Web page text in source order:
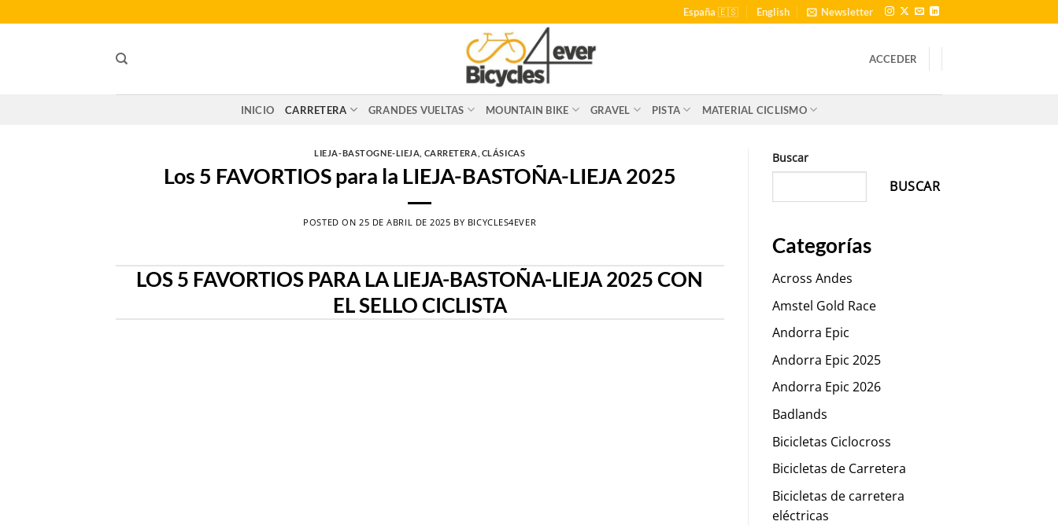
al
España 🇪🇸 English Newsletter
ACCEDER
INICIO CARRETERA GRANDES VUELTAS MOUNTAIN BIKE GRAVEL PISTA MATERIAL CICLISMO
LIEJA-BASTOGNE-LIEJA CARRETERA CLÁSICAS
Los 5 FAVORTIOS para la LIEJA-BASTOÑA-LIEJA 2025
POSTED ON 25 DE ABRIL DE 2025 BY BICYCLES4EVER
LOS 5 FAVORTIOS PARA LA LIEJA-BASTOÑA-LIEJA 2025 CON
EL SELLO CICLISTA
Buscar
BUSCAR
Categorías
Across Andes
Amstel Gold Race
Andorra Epic
Andorra Epic 2025
Andorra Epic 2026
Badlands
Bicicletas Ciclocross
Bicicletas de Carretera
Bicicletas de carretera
eléctricas